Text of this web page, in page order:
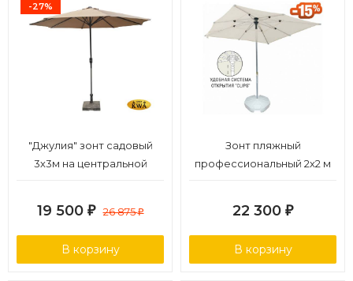
-27%
"Джулия" зонт садовый
3х3м на центральной
19 500 ₽ 26 875₽
В корзину
Зонт пляжный
профессиональный 2х2 м
22 300 ₽
В корзину